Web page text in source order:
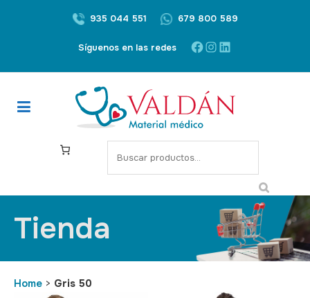
935 044 551 679 800 589
Síguenos en las redes
Tienda
Home > Gris 50